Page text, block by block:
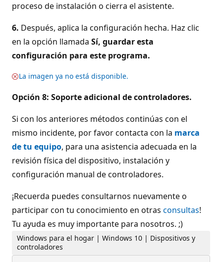
proceso de instalación o cierra el asistente.
6. Después, aplica la configuración hecha. Haz clic
en la opción llamada Sí, guardar esta
configuración para este programa.
La imagen ya no está disponible.
Opción 8: Soporte adicional de controladores.
Si con los anteriores métodos continúas con el
mismo incidente, por favor contacta con la marca
de tu equipo, para una asistencia adecuada en la
revisión física del dispositivo, instalación y
configuración manual de controladores.
¡Recuerda puedes consultarnos nuevamente o
participar con tu conocimiento en otras consultas!
Tu ayuda es muy importante para nosotros. ;)
Windows para el hogar | Windows 10 | Dispositivos y
controladores